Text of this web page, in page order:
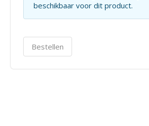
beschikbaar voor dit product.
Bestellen